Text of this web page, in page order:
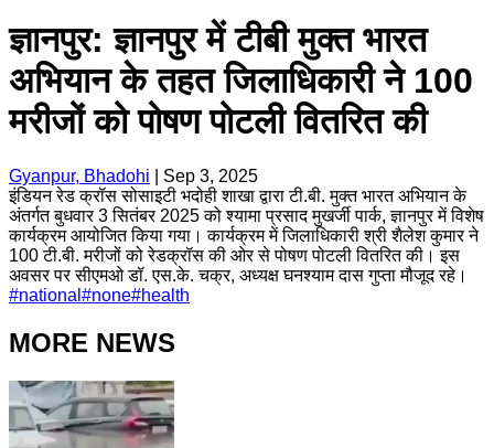
ज्ञानपुर: ज्ञानपुर में टीबी मुक्त भारत
अभियान के तहत जिलाधिकारी ने 100
मरीजों को पोषण पोटली वितरित की
Gyanpur, Bhadohi
Sep 3, 2025
इंडियन रेड क्रॉस सोसाइटी भदोही शाखा द्वारा टी.बी. मुक्त भारत अभियान के
अंतर्गत बुधवार 3 सितंबर 2025 को श्यामा प्रसाद मुखर्जी पार्क, ज्ञानपुर में विशेष
कार्यक्रम आयोजित किया गया। कार्यक्रम में जिलाधिकारी श्री शैलेश कुमार ने
100 टी.बी. मरीजों को रेडक्रॉस की ओर से पोषण पोटली वितरित की। इस
अवसर पर सीएमओ डॉ. एस.के. चक्र, अध्यक्ष घनश्याम दास गुप्ता मौजूद रहे।
#national #none#health
MORE NEWS